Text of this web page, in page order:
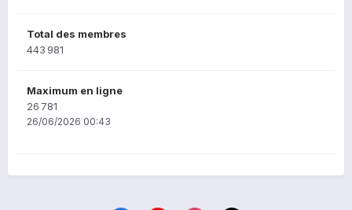
Total des membres
443 981
Maximum en ligne
26 781
26/06/2026 00:43